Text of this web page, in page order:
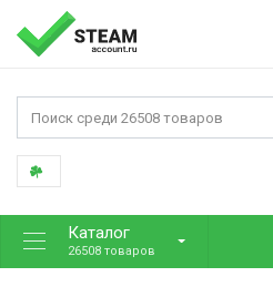
Каталог
26508 товаров